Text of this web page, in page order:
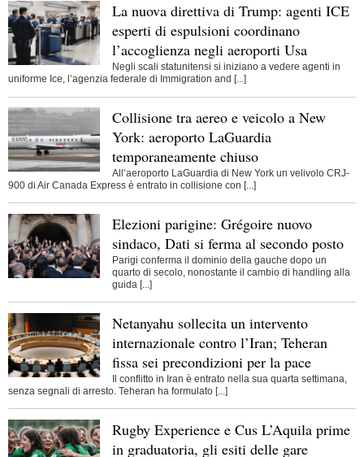
La nuova direttiva di Trump: agenti ICE
esperti di espulsioni coordinano
l’accoglienza negli aeroporti Usa
Negli scali statunitensi si iniziano a vedere agenti in
uniforme Ice, l’agenzia federale di Immigration and [...]
Collisione tra aereo e veicolo a New
York: aeroporto LaGuardia
temporaneamente chiuso
All’aeroporto LaGuardia di New York un velivolo CRJ-
900 di Air Canada Express è entrato in collisione con [...]
Elezioni parigine: Grégoire nuovo
sindaco, Dati si ferma al secondo posto
Parigi conferma il dominio della gauche dopo un
quarto di secolo, nonostante il cambio di handling alla
guida [...]
Netanyahu sollecita un intervento
internazionale contro l’Iran; Teheran
fissa sei precondizioni per la pace
Il conflitto in Iran è entrato nella sua quarta settimana,
senza segnali di arresto. Teheran ha formulato [...]
Rugby Experience e Cus L’Aquila prime
in graduatoria, gli esiti delle gare